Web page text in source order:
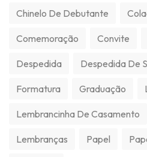
Chinelo De Debutante
Comemoração Convite
Despedida Despedida De
Formatura Graduação
Lembrancinha De Casamento
Lembranças Papel